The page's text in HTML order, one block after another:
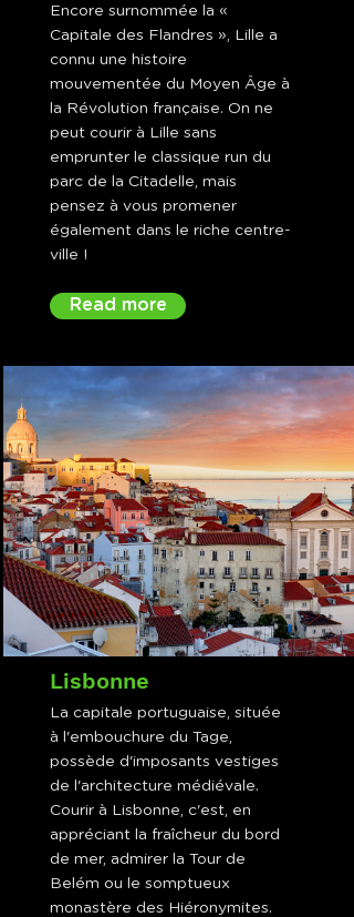
Encore surnommée la «
Capitale des Flandres », Lille a
connu une histoire
mouvementée du Moyen Âge à
la Révolution française. On ne
peut courir à Lille sans
emprunter le classique run du
parc de la Citadelle, mais
pensez à vous promener
également dans le riche centre-
ville !
Read more
Lisbonne
La capitale portuguaise, située
à l'embouchure du Tage,
possède d'imposants vestiges
de l'architecture médiévale.
Courir à Lisbonne, c'est, en
appréciant la fraîcheur du bord
de mer, admirer la Tour de
Belém ou le somptueux
monastère des Hiéronymites.